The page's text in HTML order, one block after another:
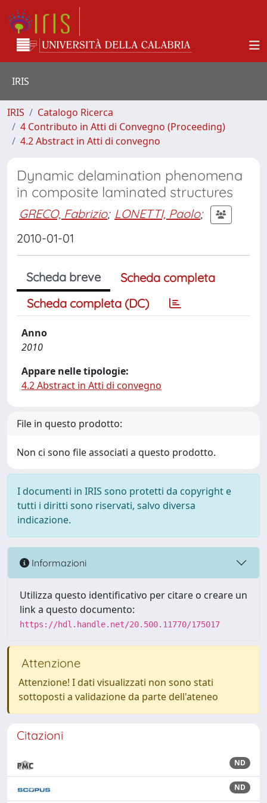
IRIS
IRIS
Catalogo Ricerca
4 Contributo in Atti di Convegno (Proceeding)
4.2 Abstract in Atti di convegno
Dynamic delamination phenomena
in composite laminated structures
GRECO, Fabrizio; LONETTI, Paolo;
2010-01-01
Scheda breve
Scheda completa
Scheda completa (DC)
Anno
2010
Appare nelle tipologie:
4.2 Abstract in Atti di convegno
File in questo prodotto:
Non ci sono file associati a questo prodotto.
I documenti in IRIS sono protetti da copyright e
tutti i diritti sono riservati, salvo diversa
indicazione.
Informazioni
Utilizza questo identificativo per citare o creare un
link a questo documento:
https://hdl.handle.net/20.500.11770/175017
Attenzione
Attenzione! I dati visualizzati non sono stati
sottoposti a validazione da parte dell'ateneo
Citazioni
ND
ND